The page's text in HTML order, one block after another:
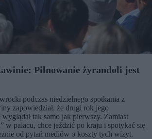
Pilnowanie żyrandoli jest
podczas niedzielnego spotkania z
zapowiedział, że drugi rok jego
tak samo jak pierwszy. Zamiast
w pałacu, chce jeździć po kraju i spotykać się
od pytań mediów o koszty tych wizyt.